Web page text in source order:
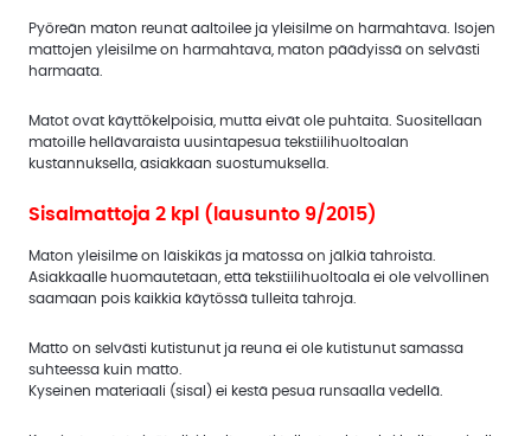
Pyöreän maton reunat aaltoilee ja yleisilme on harmahtava. Isojen
mattojen yleisilme on harmahtava, maton päädyissä on selvästi
harmaata.
Matot ovat käyttökelpoisia, mutta eivät ole puhtaita. Suositellaan
matoille hellävaraista uusintapesua tekstiilihuoltoalan
kustannuksella, asiakkaan suostumuksella.
Sisalmattoja 2 kpl (lausunto 9/2015)
Maton yleisilme on läiskikäs ja matossa on jälkiä tahroista.
Asiakkaalle huomautetaan, että tekstiilihuoltoala ei ole velvollinen
saamaan pois kaikkia käytössä tulleita tahroja.
Matto on selvästi kutistunut ja reuna ei ole kutistunut samassa
suhteessa kuin matto.
Kyseinen materiaali (sisal) ei kestä pesua runsaalla vedellä.